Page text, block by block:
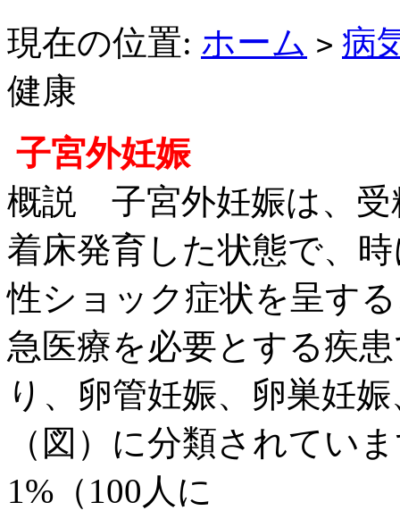
現在の位置: ホーム > 病
健康
子宮外妊娠
概説 子宮外妊娠は、受
着床発育した状態で、
性ショック症状を呈す
急医療を必要とする疾
り、卵管妊娠、卵巣妊
（図）に分類されてい
1%（100人に